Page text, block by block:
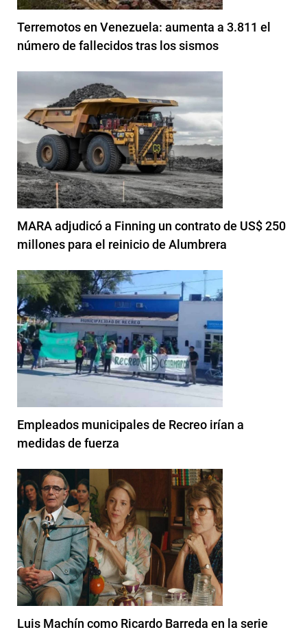
Terremotos en Venezuela: aumenta a 3.811 el
número de fallecidos tras los sismos
MARA adjudicó a Finning un contrato de US$ 250
millones para el reinicio de Alumbrera
Empleados municipales de Recreo irían a
medidas de fuerza
Luis Machín como Ricardo Barreda en la serie